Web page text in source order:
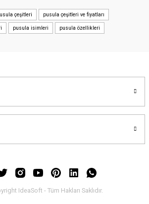
bozuk veya görüntülenemiyor.
eksik bilgiler bulunuyor.
alternatifler olmalı.
çeşitleri pusula çeşitleri ve fiyatları
pusula isimleri pusula özellikleri
IdeaSoft - Tüm Hakları Saklıdır.